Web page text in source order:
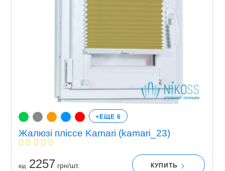
+ЕЩЕ 6
Жалюзі пліссе Kamari (kamari_23)
вiд2257 грн/шт. КУПИТЬ